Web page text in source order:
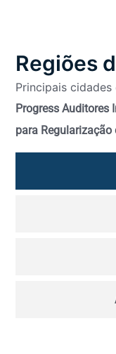
Regiões
Principais
Progress Auditores
para Regularização